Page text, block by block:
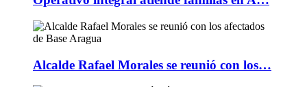
Alcalde Rafael Morales se reunió con los…